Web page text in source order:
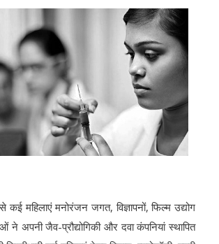
महिलाएं मनोरंजन जगत, विज्ञापनों, फिल्म उद्योग
अपनी जैव-प्रौद्योगिकी और दवा कंपनियां स्थापित